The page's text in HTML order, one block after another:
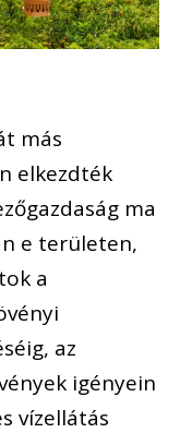
más
elkezdték
ma
e területen,
a
az
igényein
vízellátás